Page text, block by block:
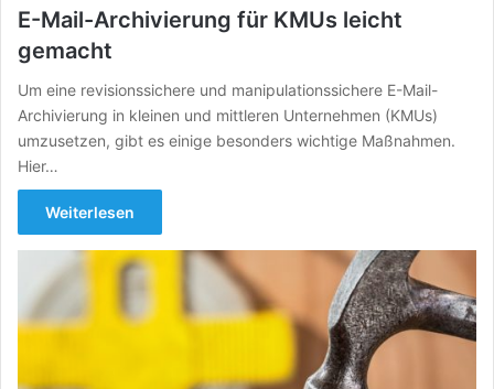
E-Mail-Archivierung für KMUs leicht
gemacht
Um eine revisionssichere und manipulationssichere E-Mail-
Archivierung in kleinen und mittleren Unternehmen (KMUs)
umzusetzen, gibt es einige besonders wichtige Maßnahmen.
Hier…
Weiterlesen